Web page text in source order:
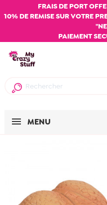
FRAIS DE PORT
10% DE REMISE SUR VOTRE
PAIEMENT
MENU